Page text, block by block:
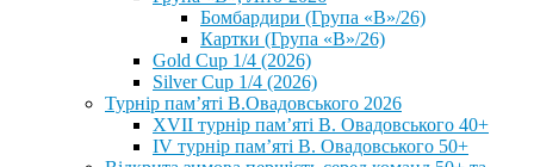
Бомбардири (Група «В»/26)
Картки (Група «В»/26)
Gold Cup 1/4 (2026)
Silver Cup 1/4 (2026)
Турнір пам’яті В.Овадовського 2026
XVII турнір пам’яті В. Овадовського 40+
IV турнір пам’яті В. Овадовського 50+